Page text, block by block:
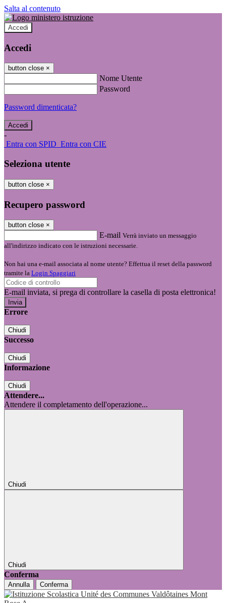
Salta al contenuto
Accedi
Accedi
button close ×
Nome Utente
Password
Password dimenticata?
-
Entra con SPID Entra con CIE
Seleziona utente
button close ×
Recupero password
button close ×
E-mail Verrà inviato un messaggio
all'indirizzo indicato con le istruzioni necessarie.
Non hai una e-mail associata al nome utente? Effettua il reset della password
tramite la Login Spaggiari
E-mail inviata, si prega di controllare la casella di posta elettronica!
Errore
Chiudi
Successo
Chiudi
Informazione
Chiudi
Attendere...
Attendere il completamento dell'operazione...
Chiudi
Chiudi
Conferma
Annulla Conferma